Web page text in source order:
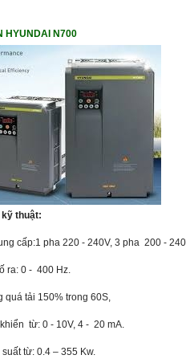
HYUNDAI N700
kỹ thuật:
cấp:1 pha 220 - 240V, 3 pha 200 -
ra: 0 - 400 Hz.
quá tải 150% trong 60S,
từ: 0 - 10V, 4 - 20 mA.
từ: 0.4 – 355 Kw.